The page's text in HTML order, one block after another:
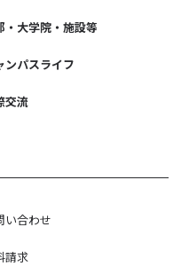
・大学院・施設等
ンパスライフ
交流
い合わせ
請求